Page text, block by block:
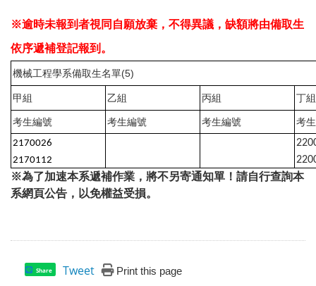
※逾時未報到者視同自願放棄，不得異議，缺額將由備取生
依序遞補登記報到。
機械工程學系備取生名單(5)
甲組 乙組 丙組 丁組
考生編號 考生編號 考生編號 考
2170026
2170112
※為了加速本系遞補作業，將不另寄通知單！請自行查詢本
系網頁公告，以免權益受損。
Share Tweet Print this page